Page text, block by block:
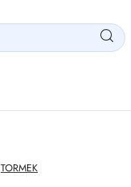
NAZWA
PRODUCENTA:
TORMEK